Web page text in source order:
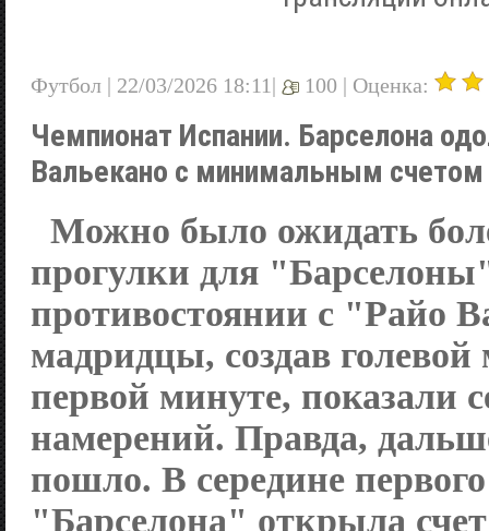
Футбол | 22/03/2026 18:11| 100 | Оценка:
Чемпионат Испании. Барселона
Вальекано с минимальным счетом
Можно было ожидать
прогулки для
противостоянии с "Райо
мадридцы, создав
первой минуте, показали
намерений. Правда,
пошло. В середине
"Барселона" открыла